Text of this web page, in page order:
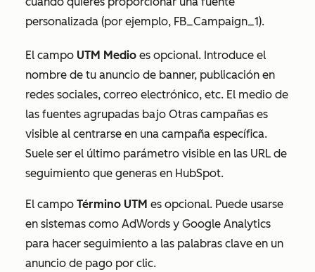
personalizada (por ejemplo, FB_Campaign_1).
El campo UTM Medio es opcional. Introduce el
nombre de tu anuncio de banner, publicación en
redes sociales, correo electrónico, etc. El medio de
las fuentes agrupadas bajo Otras campañas es
visible al centrarse en una campaña específica.
Suele ser el último parámetro visible en las URL de
seguimiento que generas en HubSpot.
El campo Término UTM es opcional. Puede usarse
en sistemas como AdWords y Google Analytics
para hacer seguimiento a las palabras clave en un
anuncio de pago por clic.